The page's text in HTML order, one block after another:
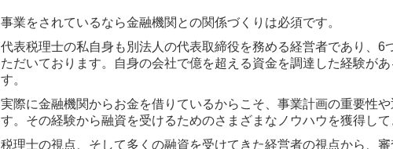
事業をされているなら金融機関との関係づくりは必須です。
代表税理士の私自身も別法人の代表取締役を務める経営者であり、6
ただいております。自身の会社で億を超える資金を調達した経験が
す。
実際に金融機関からお金を借りているからこそ、事業計画の重要性
す。その経験から融資を受けるためのさまざまなノウハウを獲得して
税理士の視点、そして多くの融資を受けてきた経営者の視点から、